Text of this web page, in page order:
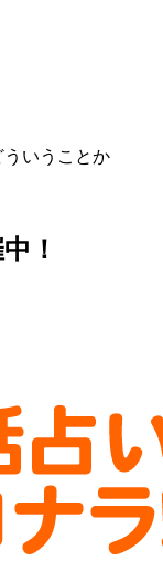
いうことか
！